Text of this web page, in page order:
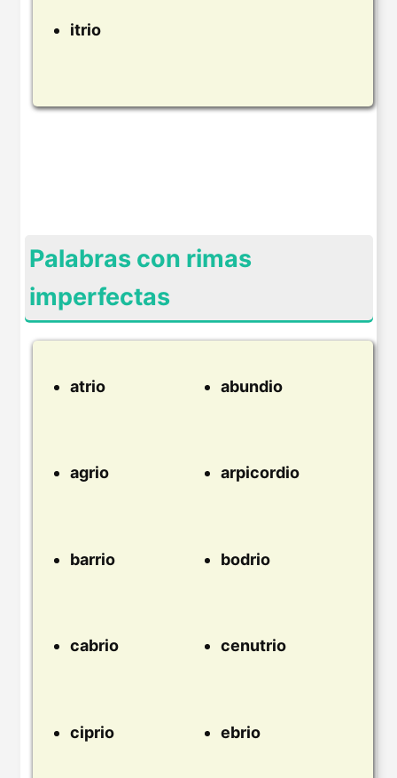
itrio
Palabras con rimas
imperfectas
atrio abundio
agrio arpicordio
barrio bodrio
cabrio cenutrio
ciprio ebrio